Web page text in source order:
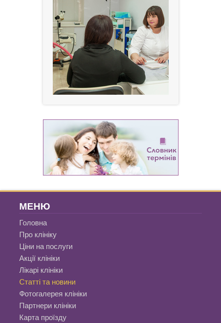
МЕНЮ
Головна
Про клініку
Ціни на послуги
Акції клініки
Лікарі клініки
Статті та новини
Фотогалерея клініки
Партнери клініки
Карта проїзду